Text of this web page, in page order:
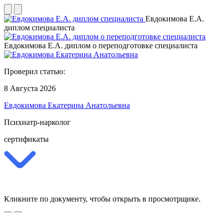
Евдокимова Е.А.
диплом специалиста
Евдокимова Е.А. диплом о переподготовке специалиста
Проверил статью:
8 Августа 2026
Евдокимова Екатерина Анатольевна
Психиатр-нарколог
сертификаты
Кликните по документу, чтобы открыть в просмотрщике.